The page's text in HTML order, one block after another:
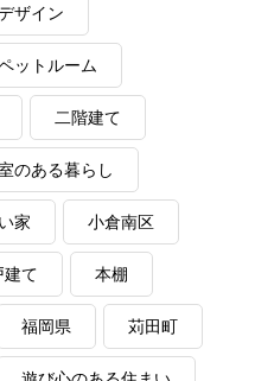
ザイン
ットルーム
二階建て
のある暮らし
家 小倉南区
建て 本棚
福岡県 苅田町